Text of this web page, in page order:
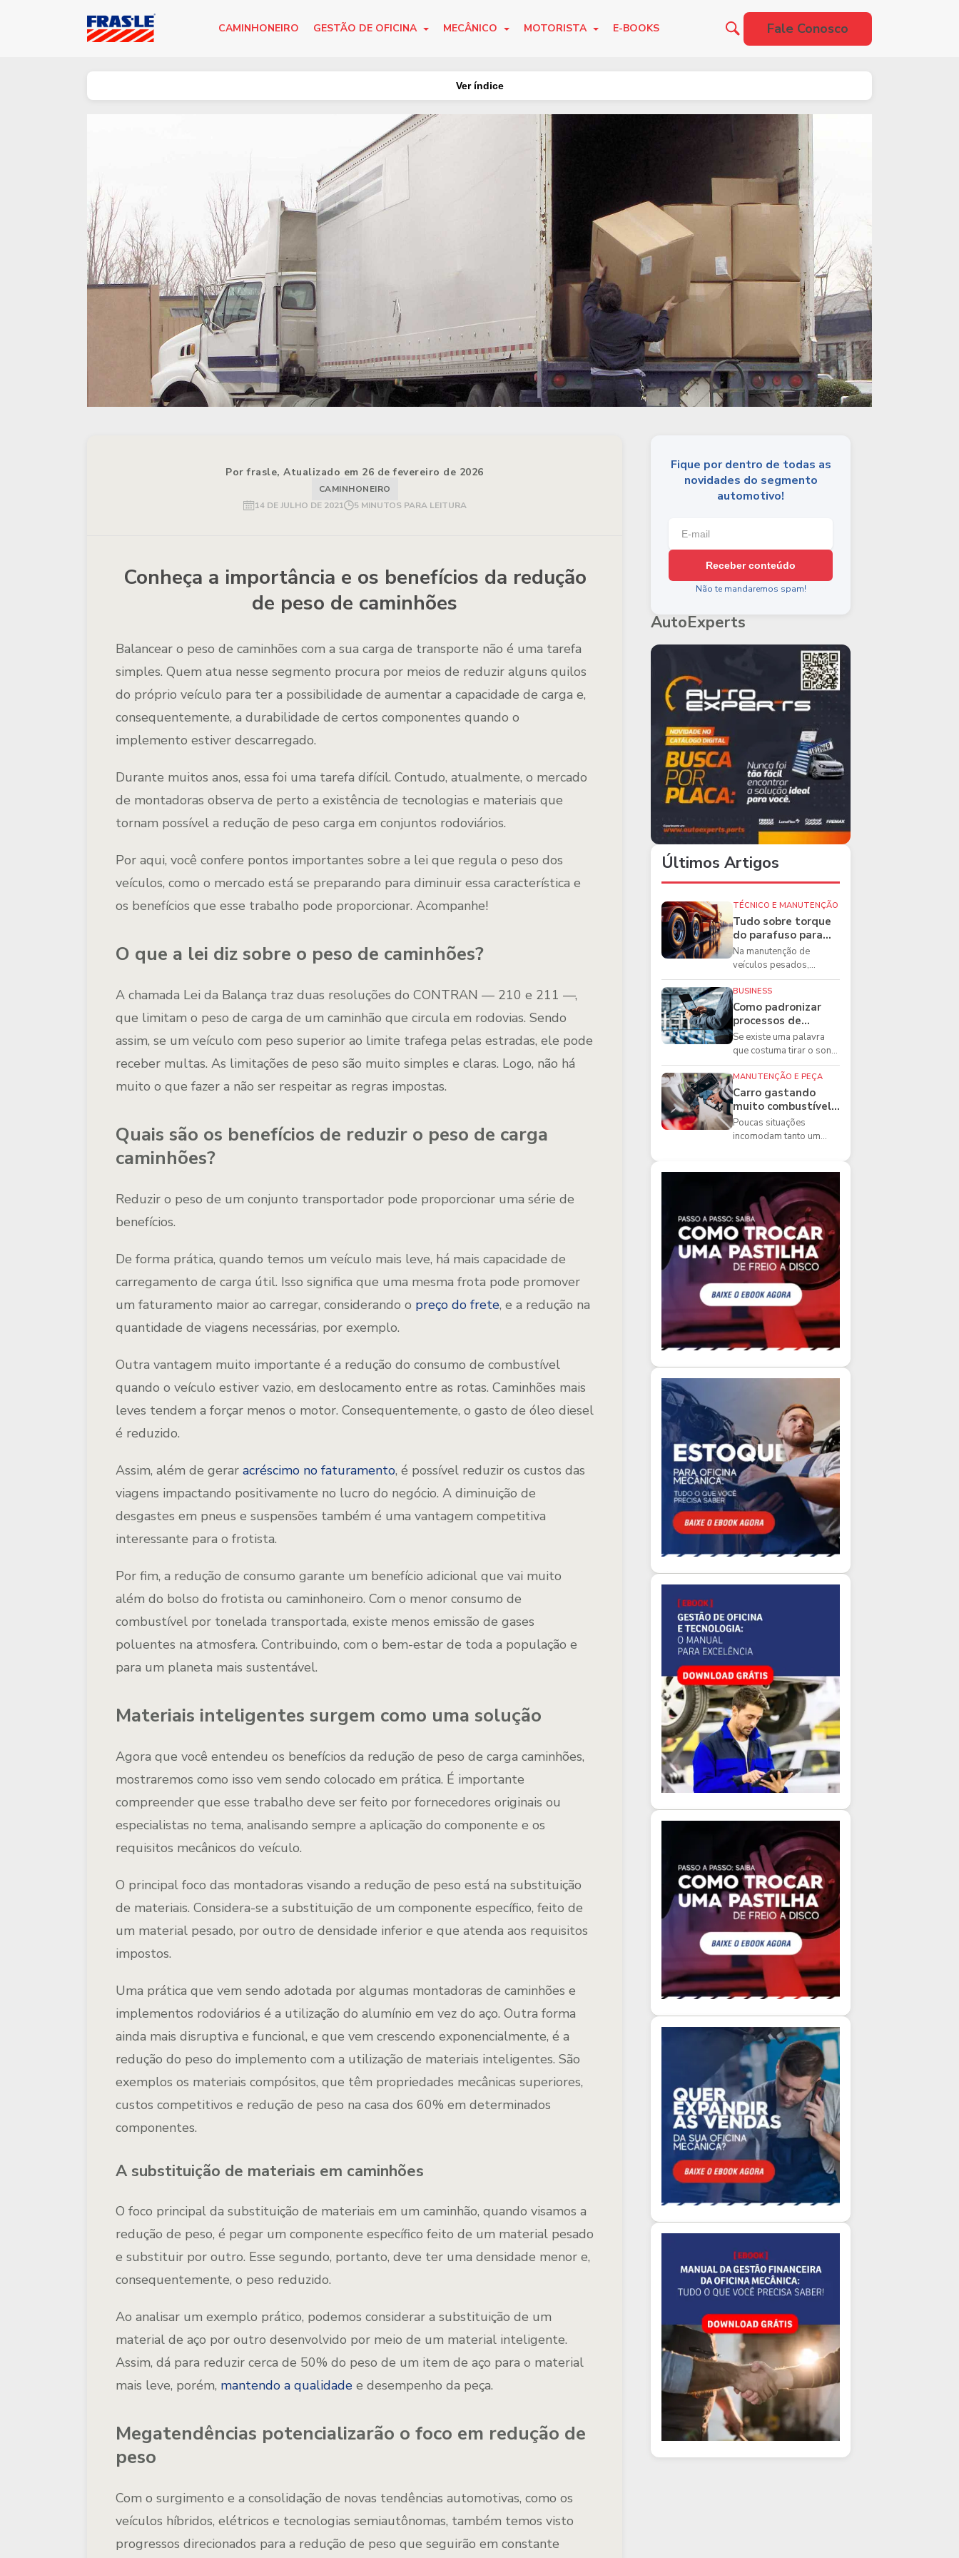
CAMINHONEIRO GESTÃO DE OFICINA MECÂNICO MOTORISTA E-BOOKS Fale Conosco
Ver índice
Por frasle, Atualizado em 26 de fevereiro de 2026
CAMINHONEIRO
14 DE JULHO DE 2021
5 MINUTOS PARA LEITURA
Conheça a importância e os benefícios da redução
de peso de caminhões
Balancear o peso de caminhões com a sua carga de transporte não é uma tarefa
simples. Quem atua nesse segmento procura por meios de reduzir alguns quilos
do próprio veículo para ter a possibilidade de aumentar a capacidade de carga e,
consequentemente, a durabilidade de certos componentes quando o
implemento estiver descarregado.
Durante muitos anos, essa foi uma tarefa difícil. Contudo, atualmente, o mercado
de montadoras observa de perto a existência de tecnologias e materiais que
tornam possível a redução de peso carga em conjuntos rodoviários.
Por aqui, você confere pontos importantes sobre a lei que regula o peso dos
veículos, como o mercado está se preparando para diminuir essa característica e
os benefícios que esse trabalho pode proporcionar. Acompanhe!
O que a lei diz sobre o peso de caminhões?
A chamada Lei da Balança traz duas resoluções do CONTRAN — 210 e 211 —,
que limitam o peso de carga de um caminhão que circula em rodovias. Sendo
assim, se um veículo com peso superior ao limite trafega pelas estradas, ele pode
receber multas. As limitações de peso são muito simples e claras. Logo, não há
muito o que fazer a não ser respeitar as regras impostas.
Quais são os benefícios de reduzir o peso de carga
caminhões?
Reduzir o peso de um conjunto transportador pode proporcionar uma série de
benefícios.
De forma prática, quando temos um veículo mais leve, há mais capacidade de
carregamento de carga útil. Isso significa que uma mesma frota pode promover
um faturamento maior ao carregar, considerando o preço do frete, e a redução na
quantidade de viagens necessárias, por exemplo.
Outra vantagem muito importante é a redução do consumo de combustível
quando o veículo estiver vazio, em deslocamento entre as rotas. Caminhões mais
leves tendem a forçar menos o motor. Consequentemente, o gasto de óleo diesel
é reduzido.
Assim, além de gerar acréscimo no faturamento, é possível reduzir os custos das
viagens impactando positivamente no lucro do negócio. A diminuição de
desgastes em pneus e suspensões também é uma vantagem competitiva
interessante para o frotista.
Por fim, a redução de consumo garante um benefício adicional que vai muito
além do bolso do frotista ou caminhoneiro. Com o menor consumo de
combustível por tonelada transportada, existe menos emissão de gases
poluentes na atmosfera. Contribuindo, com o bem-estar de toda a população e
para um planeta mais sustentável.
Materiais inteligentes surgem como uma solução
Agora que você entendeu os benefícios da redução de peso de carga caminhões,
mostraremos como isso vem sendo colocado em prática. É importante
compreender que esse trabalho deve ser feito por fornecedores originais ou
especialistas no tema, analisando sempre a aplicação do componente e os
requisitos mecânicos do veículo.
O principal foco das montadoras visando a redução de peso está na substituição
de materiais. Considera-se a substituição de um componente específico, feito de
um material pesado, por outro de densidade inferior e que atenda aos requisitos
impostos.
Uma prática que vem sendo adotada por algumas montadoras de caminhões e
implementos rodoviários é a utilização do alumínio em vez do aço. Outra forma
ainda mais disruptiva e funcional, e que vem crescendo exponencialmente, é a
redução do peso do implemento com a utilização de materiais inteligentes. São
exemplos os materiais compósitos, que têm propriedades mecânicas superiores,
custos competitivos e redução de peso na casa dos 60% em determinados
componentes.
A substituição de materiais em caminhões
O foco principal da substituição de materiais em um caminhão, quando visamos a
redução de peso, é pegar um componente específico feito de um material pesado
e substituir por outro. Esse segundo, portanto, deve ter uma densidade menor e,
consequentemente, o peso reduzido.
Ao analisar um exemplo prático, podemos considerar a substituição de um
material de aço por outro desenvolvido por meio de um material inteligente.
Assim, dá para reduzir cerca de 50% do peso de um item de aço para o material
mais leve, porém, mantendo a qualidade e desempenho da peça.
Megatendências potencializarão o foco em redução de
peso
Com o surgimento e a consolidação de novas tendências automotivas, como os
veículos híbridos, elétricos e tecnologias semiautônomas, também temos visto
progressos direcionados para a redução de peso que seguirão em constante
Fique por dentro de todas as
novidades do segmento
automotivo!
Receber conteúdo
Não te mandaremos spam!
AutoExperts
Últimos Artigos
TÉCNICO E MANUTENÇÃO
Tudo sobre torque
do parafuso para
caminhões e as
boas práticas que
todo mecânico
precisa conhecer
Na manutenção de
veículos pesados,
existem ferramentas que
fazem diferença direta na
segurança e na ...
BUSINESS
Como padronizar
processos de
manutenção de
frota na oficina
Se existe uma palavra
que costuma tirar o sono
dos gestores de
manutenção, ela é a
imprevisibilidade...
MANUTENÇÃO E PEÇA
Carro gastando
muito combustível:
5 motivos que
podem aumentar o
Poucas situações
incomodam tanto um
acabando mais r...